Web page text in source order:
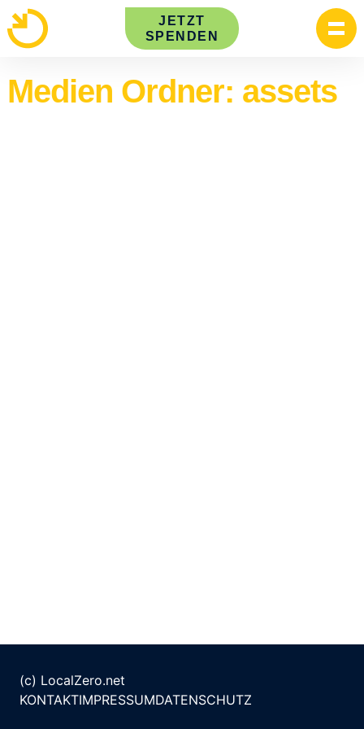
Skip
to
content
JETZT
SPENDEN
Medien Ordner: assets
(c) LocalZero.net
KONTAKTIMPRESSUMDATENSCHUTZ